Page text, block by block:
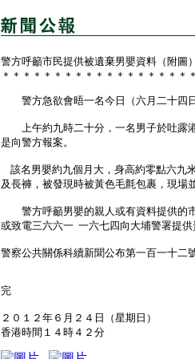
警方呼籲市民提供被遺棄男嬰資料（附圖）
＊＊＊＊＊＊＊＊＊＊＊＊＊＊＊＊＊＊＊
警方急欲會晤一名今日（六月二十四日
上午約九時二十分，一名男子於吐露
是向警方報案。
該名男嬰約九個月大，身高約零點六九
及長褲，被發現時被黃色毛氈包裹，現場
警方呼籲男嬰的親人或有資料提供的
或致電三六六一 一六七四向大埔警署提供
警察公共關係科續新聞公布第一百一十二
完
２０１２年６月２４日（星期日）
香港時間１４時４２分